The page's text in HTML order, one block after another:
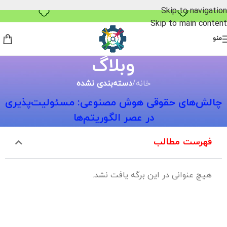
خرید قسطی با ترب‌پی
Skip to navigation
Skip to main content
منو
وبلاگ
خانه/دسته‌بندی نشده
چالش‌های حقوقی هوش مصنوعی: مسئولیت‌پذیری
در عصر الگوریتم‌ها
فهرست مطالب
هیچ عنوانی در این برگه یافت نشد.